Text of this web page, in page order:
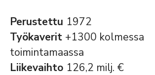
Perustettu 1972
Työkaverit +1300 kolmessa
toimintamaassa
Liikevaihto 126,2 milj. €